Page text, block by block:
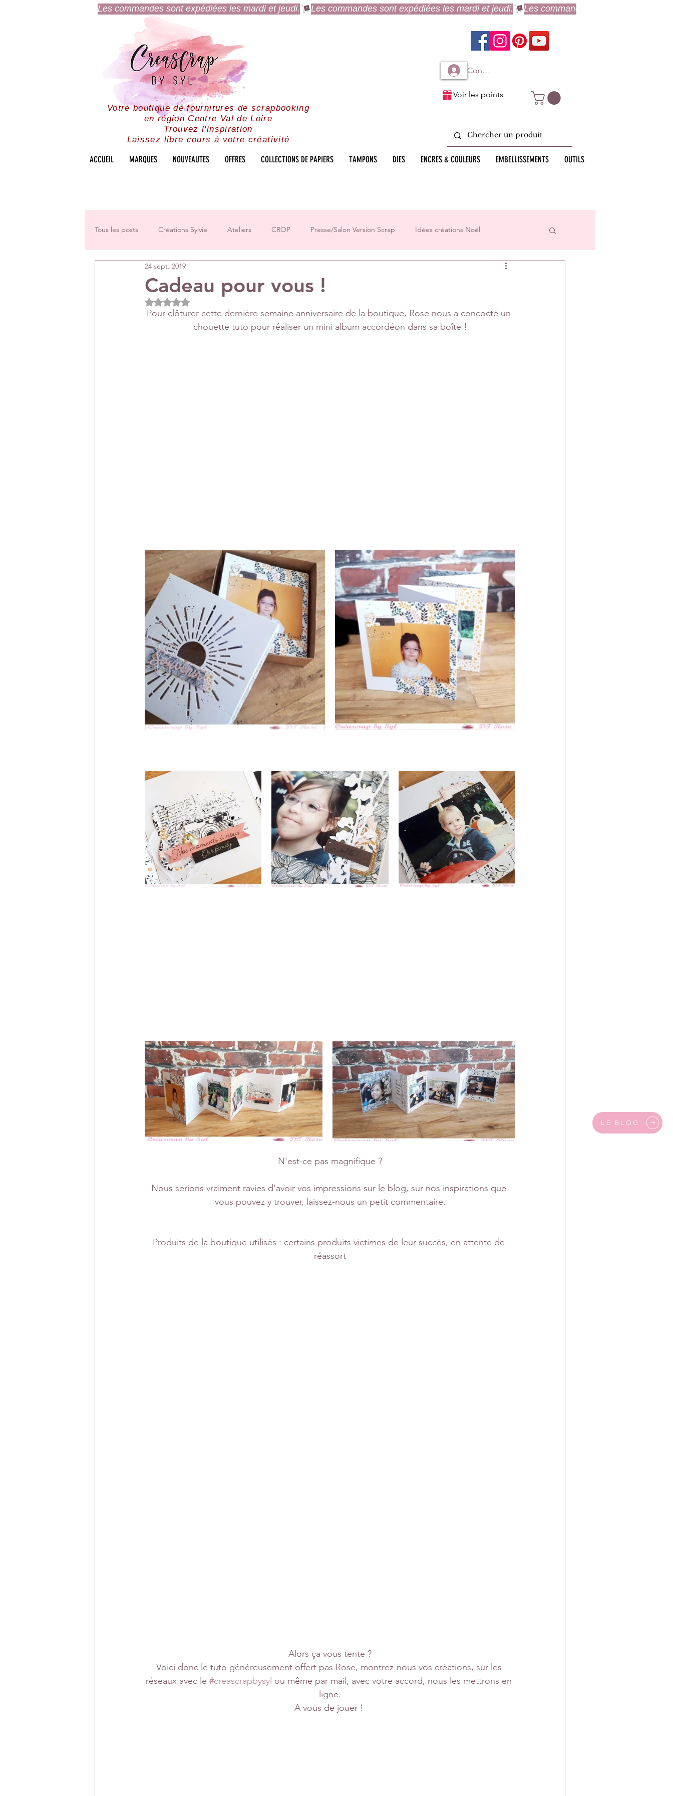
Les commandes sont expédiées les mardi et jeudi.
Votre boutique de fournitures de scrapbooking
en région Centre Val de Loire
Trouvez l'inspiration
Laissez libre cours à votre créativité
Connexion à mon compte
Voir les points
ACCUEIL MARQUES NOUVEAUTES OFFRES COLLECTIONS DE PAPIERS TAMPONS DIES ENCRES & COULEURS EMBELLISSEMENTS OUTILS
LE BLOG
Tous les posts Créations Sylvie Ateliers CROP Presse/Salon Version Scrap Idées créations Noël
Challenges groupe
Créations Les Papiers de Pandore Créations Mes P’tits Ciseaux Créations Papernova Design Créations Scrap'Touch
Cadeau pour vous !
24 sept. 2019
Noté NaN étoiles sur 5.
Pour clôturer cette dernière semaine anniversaire de la boutique, Rose nous a concocté un
chouette tuto pour réaliser un mini album accordéon dans sa boîte !
N'est-ce pas magnifique ?
Nous serions vraiment ravies d'avoir vos impressions sur le blog, sur nos inspirations que
vous pouvez y trouver, laissez-nous un petit commentaire.
Produits de la boutique utilisés : certains produits victimes de leur succès, en attente de
réassort
Alors ça vous tente ?
Voici donc le tuto généreusement offert pas Rose, montrez-nous vos créations, sur les
réseaux avec le #creascrapbysyl ou même par mail, avec votre accord, nous les mettrons en
ligne.
A vous de jouer !